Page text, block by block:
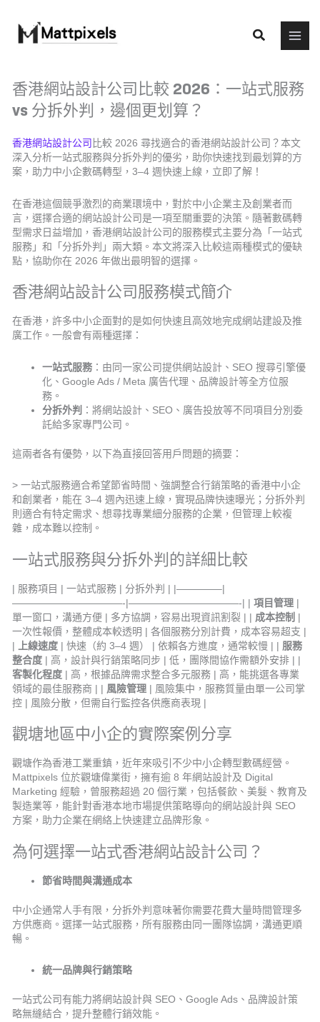
content
Search
香港網站設計公司比較 2026：一站式服務
vs 分拆外判，邊個更划算？
香港網站設計公司 比較 2026 尋找適合的香港網站設計公司？本文
深入分析一站式服務與分拆外判的優劣，助你快速找到最划算的方
案，助力中小企數碼轉型，3–4 週快速上線，立即了解！
在香港這個競爭激烈的商業環境中，對於中小企業主及創業者而
言，選擇合適的網站設計公司是一項至關重要的決策。隨著數碼轉
型需求日益增加，香港網站設計公司的服務模式主要分為「一站式
服務」和「分拆外判」兩大類。本文將深入比較這兩種模式的優缺
點，協助你在 2026 年做出最明智的選擇。
香港網站設計公司服務模式簡介
在香港，許多中小企面對的是如何快速且高效地完成網站建設及推
廣工作。一般會有兩種選擇：
一站式服務 ：由同一家公司提供網站設計、SEO 搜尋引擎優
化、Google Ads / Meta 廣告代理、品牌設計等全方位服
務。
分拆外判 ：將網站設計、SEO、廣告投放等不同項目分別委
託給多家專門公司。
這兩者各有優勢，以下為直接回答用戶問題的摘要：
> 一站式服務適合希望節省時間、強調整合行銷策略的香港中小企
和創業者，能在 3–4 週內迅速上線，實現品牌快速曝光；分拆外判
則適合有特定需求、想尋找專業細分服務的企業，但管理上較複
雜，成本難以控制。
一站式服務與分拆外判的詳細比較
| 服務項目 | 一站式服務 | 分拆外判 | |————–|
———————————-|———————————-| |項目管理 |
單一窗口，溝通方便 | 多方協調，容易出現資訊割裂 | | 成本控制 |
一次性報價，整體成本較透明 | 各個服務分別計費，成本容易超支 |
|
上線速度 | 快速（約 3–4 週） | 依賴各方進度，通常較慢 | | 服務
整合度 | 高，設計與行銷策略同步 | 低，團隊間協作需額外安排 | |
客製化程度 | 高，根據品牌需求整合多元服務 | 高，能挑選各專業
領域的最佳服務商 | | 風險管理 | 風險集中，服務質量由單一公司掌
控 | 風險分散，但需自行監控各供應商表現 |
觀塘地區中小企的實際案例分享
觀塘作為香港工業重鎮，近年來吸引不少中小企轉型數碼經營。
Mattpixels 位於觀塘偉業街，擁有逾 8 年網站設計及 Digital
Marketing 經驗，曾服務超過 20 個行業，包括餐飲、美髮、教育及
製造業等，能針對香港本地市場提供策略導向的網站設計與 SEO
方案，助力企業在網絡上快速建立品牌形象。
為何選擇一站式香港網站設計公司？
節省時間與溝通成本
中小企通常人手有限，分拆外判意味著你需要花費大量時間管理多
方供應商。選擇一站式服務，所有服務由同一團隊協調，溝通更順
暢。
統一品牌與行銷策略
一站式公司有能力將網站設計與 SEO、Google Ads、品牌設計策
略無縫結合，提升整體行銷效能。